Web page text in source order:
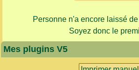
Mes plugins V5
Personne n'a encore laissé
Soyez donc le